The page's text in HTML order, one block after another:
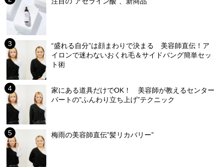
“盛れる自分”は顔まわりで決まる 美容師直伝！ア
イロンで迷わないおくれ毛＆サイドバング簡単セッ
ト術
家にある道具だけでOK！ 美容師が教えるセンター
パートの”ふんわり立ち上げ”テクニック
梅雨の美容師直伝”髪リカバリー”